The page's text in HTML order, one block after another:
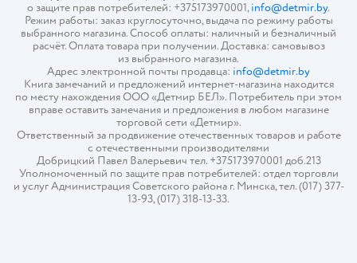
о защите прав потребителей: +375173970001,info@detmir.by.
Режим работы: заказ круглосуточно, выдача по режиму работы
выбранного магазина. Способ оплаты: наличный и безналичный
расчёт. Оплата товара при получении. Доставка: самовывоз
из выбранного магазина.
Адрес электронной почты продавца: info@detmir.by
Книга замечаний и предложений интернет-магазина находится
по месту нахождения ООО «Детмир БЕЛ». Потребитель при этом
вправе оставить замечания и предложения в любом магазине
торговой сети «Детмир».
Ответственный за продвижение отечественных товаров и работе
с отечественными производителями
Добрицкий Павел Валерьевич тел. +375173970001 доб.213
Уполномоченный по защите прав потребителей: отдел торговли
и услуг Администрация Советского района г. Минска, тел. (017) 377-
13-93, (017) 318-13-33.